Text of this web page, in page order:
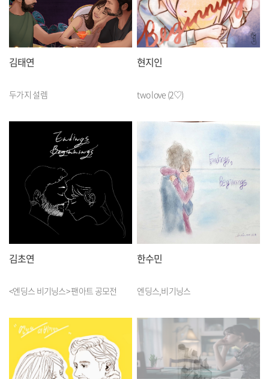
김태연
두가지 설렘
현지인
two love (2♡)
김초연
<엔딩스 비기닝스> 팬아트 공모전
한수민
엔딩스,비기닝스